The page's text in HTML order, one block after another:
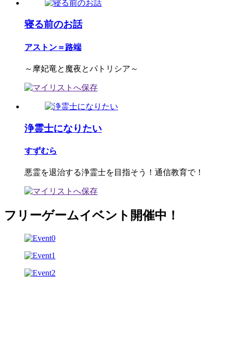
寝る前のお話
アストン＝路端
～摩妃竜と魔夜とパトリシア～
浄霊士になりたい
すずむら
悪霊を退治する浄霊士を目指そう！通信教育で！
フリーゲームイベント開催中！